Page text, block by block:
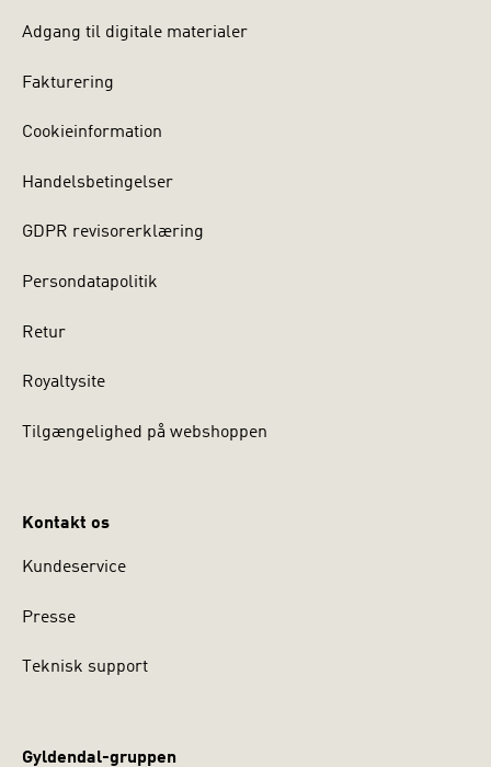
Adgang til digitale materialer
Fakturering
Cookieinformation
Handelsbetingelser
GDPR revisorerklæring
Persondatapolitik
Retur
Royaltysite
Tilgængelighed på webshoppen
Kontakt os
Kundeservice
Presse
Teknisk support
Gyldendal-gruppen